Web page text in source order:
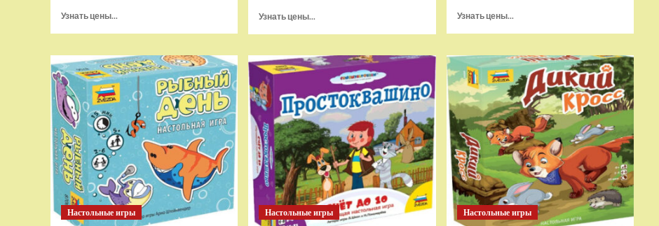
Узнать цены...
Детский
электромотоцикл
RiverToys
М777БХ
белый
Узнать цены...
Детский
электромобиль
RiverToys
T777TT
4WD
черный
Spider
Узнать цены...
Детский
электромобиль
RiverToys
F444FF
красный
Настольные игры Настольные игры Настольные игры